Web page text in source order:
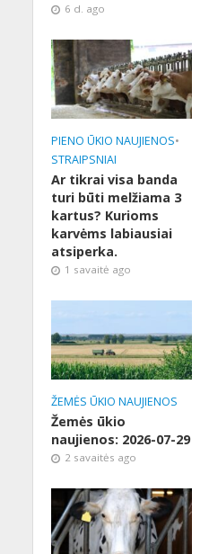
6 d. ago
PIENO ŪKIO NAUJIENOS•
STRAIPSNIAI
Ar tikrai visa banda
turi būti melžiama 3
kartus? Kurioms
karvėms labiausiai
atsiperka.
1 savaitė ago
ŽEMĖS ŪKIO NAUJIENOS
Žemės ūkio
naujienos: 2026-07-29
2 savaitės ago